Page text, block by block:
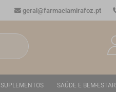
geral@farmaciamirafoz.pt
SUPLEMENTOS SAÚDE E BEM-ESTAR